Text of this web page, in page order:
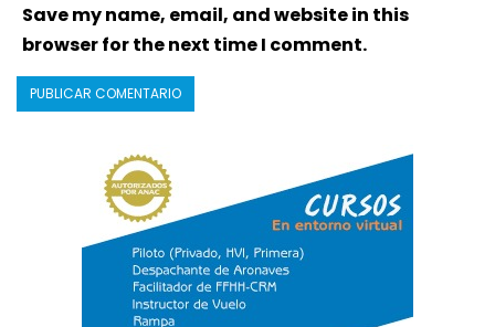
Save my name, email, and website in this
browser for the next time I comment.